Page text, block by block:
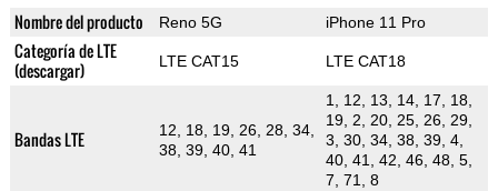
Nombre del producto Reno 5G iPhone 11 Pro
Categoría de LTE
(descargar)
LTE CAT15 LTE CAT18
Bandas LTE
12, 18, 19, 26, 28, 34,
38, 39, 40, 41
1, 12, 13, 14, 17, 18,
19, 2, 20, 25, 26, 29,
3, 30, 34, 38, 39, 4,
40, 41, 42, 46, 48, 5,
7, 71, 8